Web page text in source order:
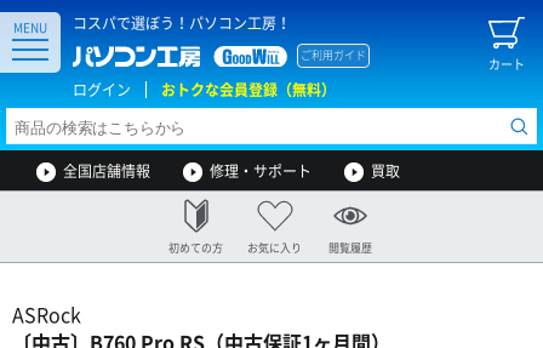
コスパで選ぼう！パソコン工房！
カート
ご利用ガイド
ログイン おトクな会員登録（無料）
MENU
全国店舗情報 修理・サポート 買取
初めての方 お気に入り 閲覧履歴
ASRock
〔中古〕B760 Pro RS（中古保証1ヶ月間）